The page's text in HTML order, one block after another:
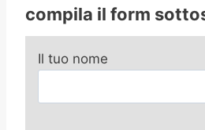
compila il form
Il tuo nome